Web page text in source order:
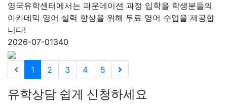
영국유학센터에서는 파운데이션 과정 입학을 학생분들의
아카데믹 영어 실력 향상을 위해 무료 영어 수업을 제공합
니다!
2026-07-01340
1 2 3 4 5
유학상담 쉽게 신청하세요